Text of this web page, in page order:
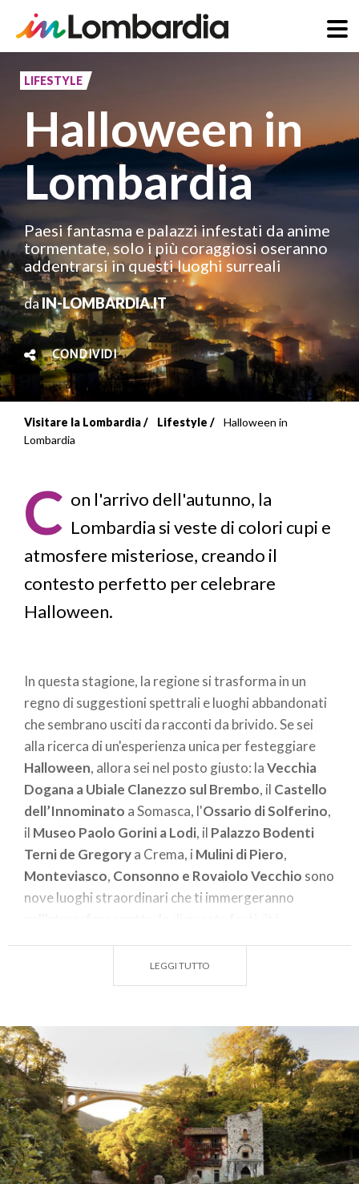
principale
LIFESTYLE
Halloween in
Lombardia
Paesi fantasma e palazzi infestati da anime
tormentate, solo i più coraggiosi oseranno
addentrarsi in questi luoghi surreali
daIN-LOMBARDIA.IT
CONDIVIDI
Briciole
pane
Visitare la Lombardia Lifestyle
Halloween in
Lombardia
C on l'arrivo dell'autunno, la
Lombardia si veste di colori cupi e
atmosfere misteriose, creando il
contesto perfetto per celebrare
Halloween.
In questa stagione, la regione si trasforma in un
regno di suggestioni spettrali e luoghi abbandonati
che sembrano usciti da racconti da brivido. Se sei
alla ricerca di un'esperienza unica per festeggiare
Halloween, allora sei nel posto giusto: laVecchia
Dogana a Ubiale Clanezzo sul Brembo, il Castello
dell’Innominato a Somasca, l'Ossario di Solferino,
il Museo Paolo Gorini a Lodi, il Palazzo Bodenti
Terni de Gregorya Crema, i Mulini di Piero,
Monteviasco, Consonno e Rovaiolo Vecchio sono
nove luoghi straordinari che ti immergeranno
spettrali a musei di anatomia macabra, questi nove
lombardo
LEGGI TUTTO